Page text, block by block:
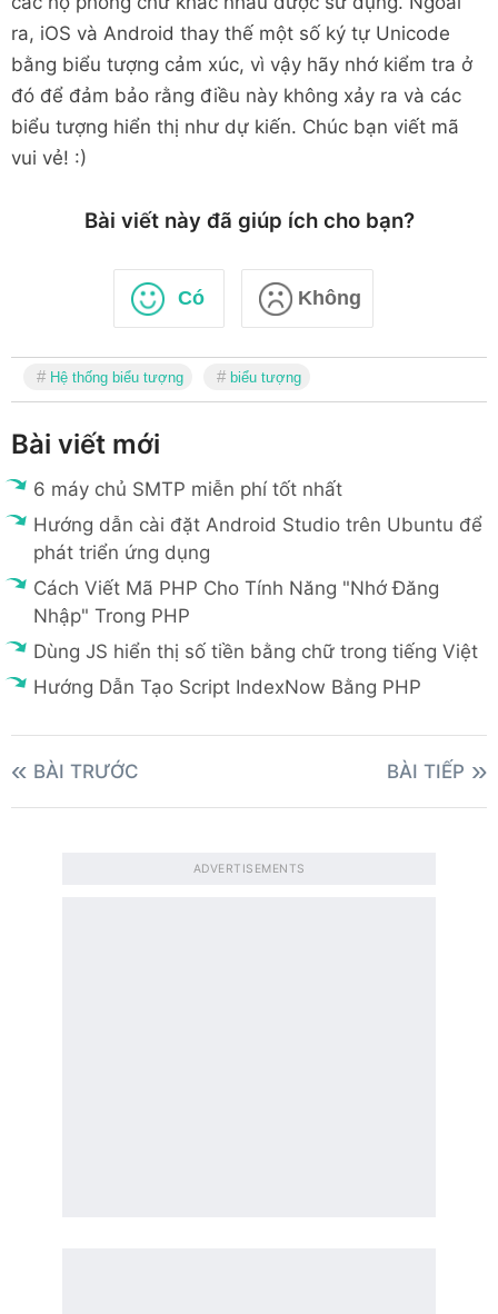
ra, iOS và Android thay thế một số ký tự Unicode
bằng biểu tượng cảm xúc, vì vậy hãy nhớ kiểm tra ở
đó để đảm bảo rằng điều này không xảy ra và các
biểu tượng hiển thị như dự kiến. Chúc bạn viết mã
vui vẻ! :)
Bài viết này đã giúp ích cho bạn?
Có Không
Hệ thống biểu tượng biểu tượng
Bài viết mới
6 máy chủ SMTP miễn phí tốt nhất
Hướng dẫn cài đặt Android Studio trên Ubuntu để
phát triển ứng dụng
Cách Viết Mã PHP Cho Tính Năng "Nhớ Đăng
Nhập" Trong PHP
Dùng JS hiển thị số tiền bằng chữ trong tiếng Việt
Hướng Dẫn Tạo Script IndexNow Bằng PHP
BÀI TRƯỚC BÀI TIẾP
ADVERTISEMENTS